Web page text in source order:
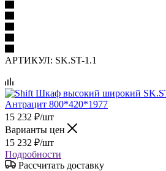
АРТИКУЛ: SK.ST-1.1
15 232 ₽/шт
Варианты цен
15 232 ₽/шт
Подробности
Рассчитать доставку